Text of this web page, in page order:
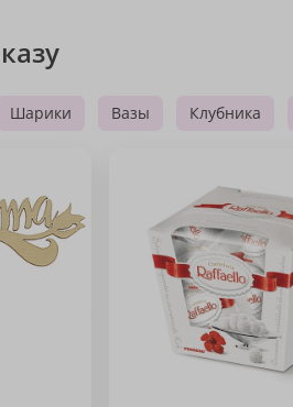
Шарики Вазы Клубника